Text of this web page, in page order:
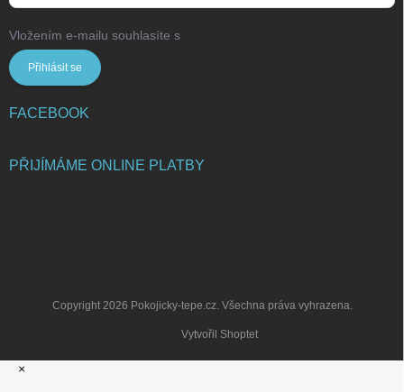
Vložením e-mailu souhlasíte s
Přihlásit se
FACEBOOK
PŘIJÍMÁME ONLINE PLATBY
Vytvořil Shoptet
Copyright 2026 Pokojicky-tepe.cz. Všechna práva vyhrazena.
×